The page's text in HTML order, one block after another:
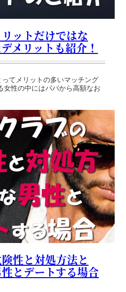
ットだけではな
メリットも紹介！
てメリットの多いマッチング
女性の中にはパパから高額なお
性と対処方法と
とデートする場合